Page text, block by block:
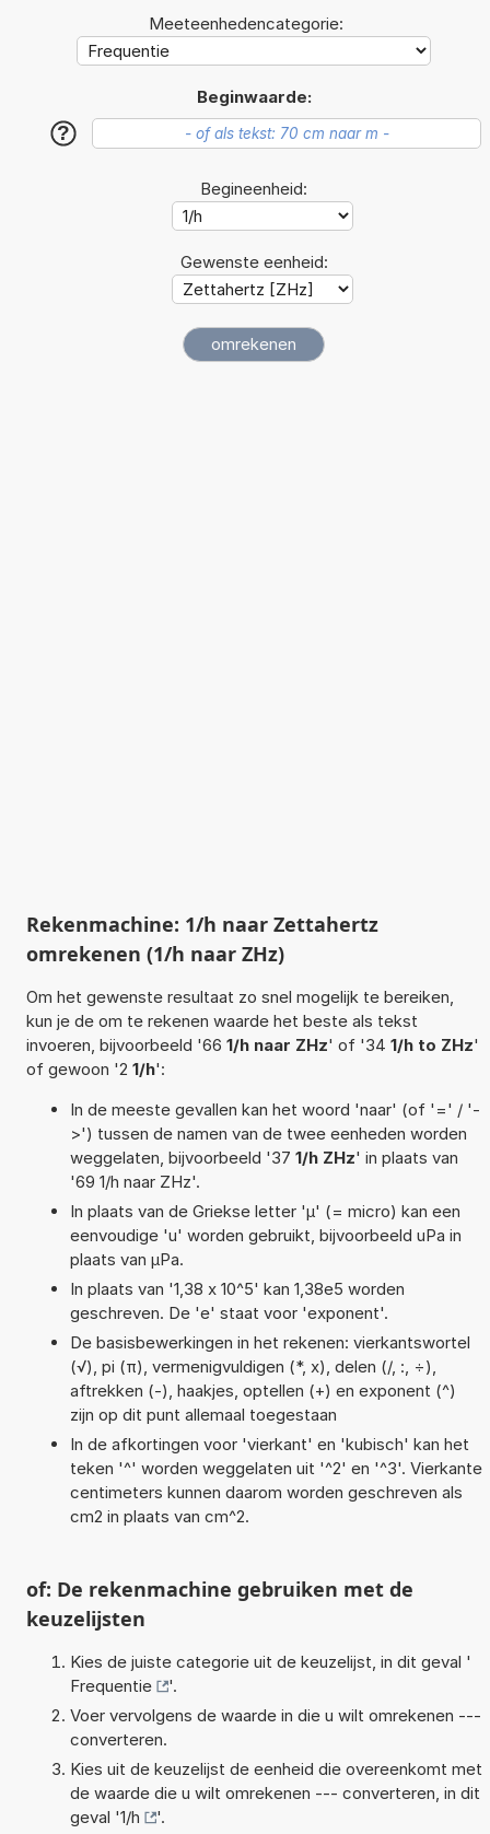
Meeteenhedencategorie:
Beginwaarde:
?
Begineenheid:
Gewenste eenheid:
Rekenmachine: 1/h naar Zettahertz
omrekenen (1/h naar ZHz)
Om het gewenste resultaat zo snel mogelijk te bereiken,
kun je de om te rekenen waarde het beste als tekst
invoeren, bijvoorbeeld '66 1/h naar ZHz' of '34 1/h to ZHz'
of gewoon '2 1/h':
In de meeste gevallen kan het woord 'naar' (of '=' / '-
>') tussen de namen van de twee eenheden worden
weggelaten, bijvoorbeeld '37 1/h ZHz' in plaats van
'69 1/h naar ZHz'.
In plaats van de Griekse letter 'µ' (= micro) kan een
eenvoudige 'u' worden gebruikt, bijvoorbeeld uPa in
plaats van µPa.
In plaats van '1,38 x 10^5' kan 1,38e5 worden
geschreven. De 'e' staat voor 'exponent'.
De basisbewerkingen in het rekenen: vierkantswortel
(√), pi (π), vermenigvuldigen (*, x), delen (/, :, ÷),
aftrekken (-), haakjes, optellen (+) en exponent (^)
zijn op dit punt allemaal toegestaan
In de afkortingen voor 'vierkant' en 'kubisch' kan het
teken '^' worden weggelaten uit '^2' en '^3'. Vierkante
centimeters kunnen daarom worden geschreven als
cm2 in plaats van cm^2.
of: De rekenmachine gebruiken met de
keuzelijsten
Kies de juiste categorie uit de keuzelijst, in dit geval '
Frequentie
'.
Voer vervolgens de waarde in die u wilt omrekenen ---
converteren.
Kies uit de keuzelijst de eenheid die overeenkomt met
de waarde die u wilt omrekenen --- converteren, in dit
geval '1/h
'.